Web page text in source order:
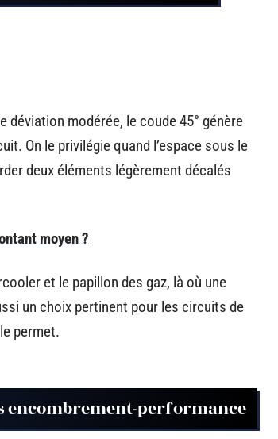
déviation modérée, le coude 45° génère
On le privilégie quand l’espace sous le
deux éléments légèrement décalés
moyen ?
et le papillon des gaz, là où une
un choix pertinent pour les circuits de
permet.
encombrement-performance